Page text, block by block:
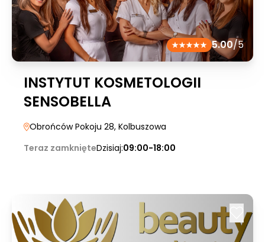
5.00/5
INSTYTUT KOSMETOLOGII
SENSOBELLA
Obrońców Pokoju 28, Kolbuszowa
Teraz zamknięteDzisiaj:09:00-18:00